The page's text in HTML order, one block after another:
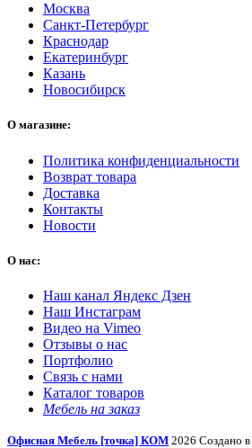
Москва
Санкт-Петербург
Краснодар
Екатеринбург
Казань
Новосибирск
О магазине:
Политика конфиденциальности
Возврат товара
Доставка
Контакты
Новости
О нас:
Наш канал Яндекс Дзен
Наш Инстаграм
Видео на Vimeo
Отзывы о нас
Портфолио
Связь с нами
Каталог товаров
Мебель на заказ
Офисная Мебель [точка] КОМ 2026 Создано в